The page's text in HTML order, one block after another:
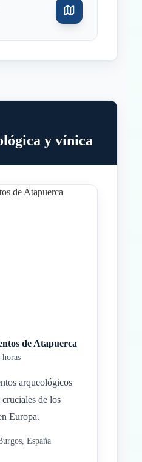
y vínica
de Atapuerca
horas
arqueológicos
de los
Europa.
España